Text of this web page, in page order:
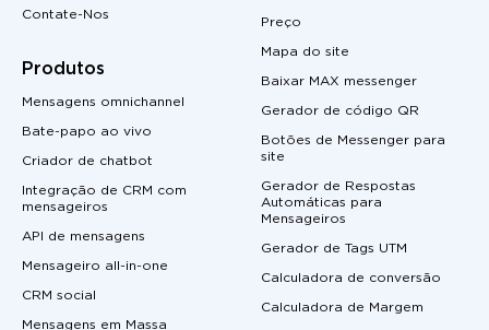
Contate-Nos
Produtos
Mensagens omnichannel
Bate-papo ao vivo
Criador de chatbot
Integração de CRM com
mensageiros
API de mensagens
Mensageiro all-in-one
CRM social
Mensagens em Massa
Preço
Mapa do site
Baixar MAX messenger
Gerador de código QR
Botões de Messenger para
site
Gerador de Respostas
Automáticas para
Mensageiros
Gerador de Tags UTM
Calculadora de conversão
Calculadora de Margem